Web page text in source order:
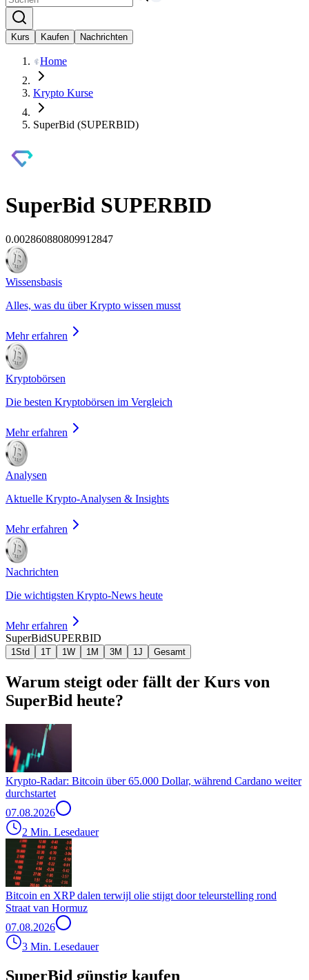
Kurs Kaufen Nachrichten
Home
Krypto Kurse
SuperBid (SUPERBID)
SuperBid SUPERBID
0.002860880809912847
Wissensbasis
Alles, was du über Krypto wissen musst
Mehr erfahren
Kryptobörsen
Die besten Kryptobörsen im Vergleich
Mehr erfahren
Analysen
Aktuelle Krypto-Analysen & Insights
Mehr erfahren
Nachrichten
Die wichtigsten Krypto-News heute
Mehr erfahren
SuperBidSUPERBID
1Std 1T 1W 1M 3M 1J Gesamt
Warum steigt oder fällt der Kurs von
SuperBid heute?
Krypto-Radar: Bitcoin über 65.000 Dollar, während Cardano weiter
durchstartet
07.08.2026
2 Min. Lesedauer
Bitcoin en XRP dalen terwijl olie stijgt door teleurstelling rond
Straat van Hormuz
07.08.2026
3 Min. Lesedauer
SuperBid günstig kaufen